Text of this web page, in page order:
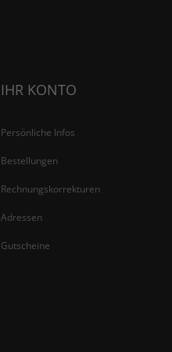
IHR KONTO
Persönliche Infos
Bestellungen
Rechnungskorrekturen
Adressen
Gutscheine